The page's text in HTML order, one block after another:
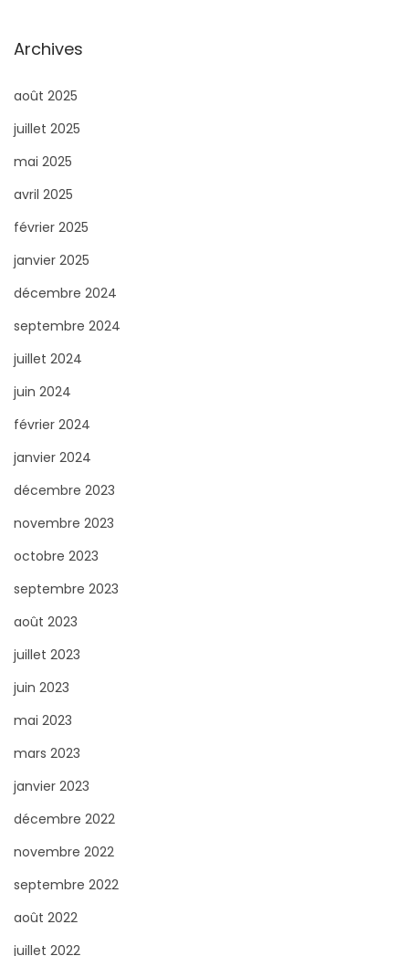
Archives
août 2025
juillet 2025
mai 2025
avril 2025
février 2025
janvier 2025
décembre 2024
septembre 2024
juillet 2024
juin 2024
février 2024
janvier 2024
décembre 2023
novembre 2023
octobre 2023
septembre 2023
août 2023
juillet 2023
juin 2023
mai 2023
mars 2023
janvier 2023
décembre 2022
novembre 2022
septembre 2022
août 2022
juillet 2022